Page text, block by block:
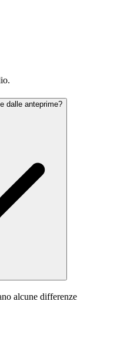
dalle anteprime?
alcune differenze